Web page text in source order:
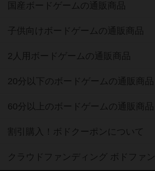
国産ボードゲームの通販商品
子供向けボードゲームの通販商品
2人用ボードゲームの通販商品
20分以下のボードゲームの通販商品
60分以上のボードゲームの通販商品
割引購入！ボドクーポンについて
クラウドファンディング ボドファン